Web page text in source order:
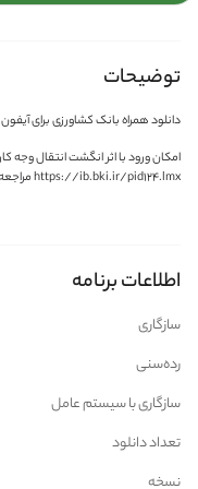
توضیحات
دانلود همراه بانک کشاورزی برای آیفون
https://ib.bki.ir/pid124.lmx مراجعه فرمایید.
اطلاعات برنامه
سازگاری
رده‌سنی
سازگاری با سیستم عامل
تعداد دانلود
نسخه